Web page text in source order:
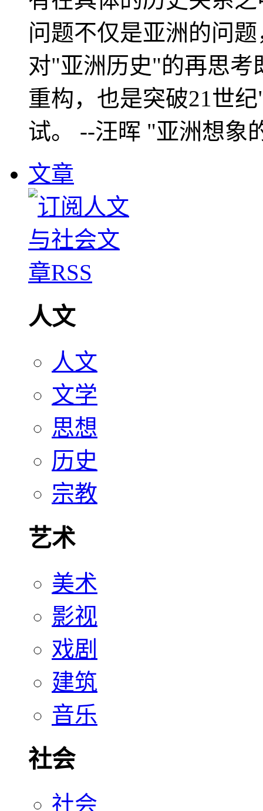
问题不仅是亚洲的问
对"亚洲历史"的再思考
重构，也是突破21世
试。 --汪晖 "亚洲想象
文章
人文
人文
文学
思想
历史
宗教
艺术
美术
影视
戏剧
建筑
音乐
社会
社会